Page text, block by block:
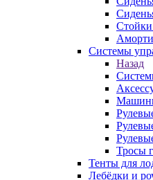
Стойки
Системы
Назад
Тросы
Тенты для
Лебёдки и